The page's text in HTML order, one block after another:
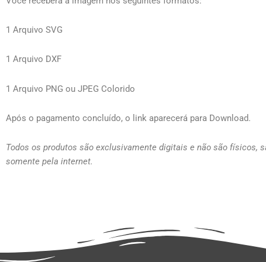
1 Arquivo SVG
1 Arquivo DXF
1 Arquivo PNG ou JPEG Colorido
Após o pagamento concluído, o link aparecerá para Download.
Todos os produtos são exclusivamente digitais e não são físicos,
somente pela internet.